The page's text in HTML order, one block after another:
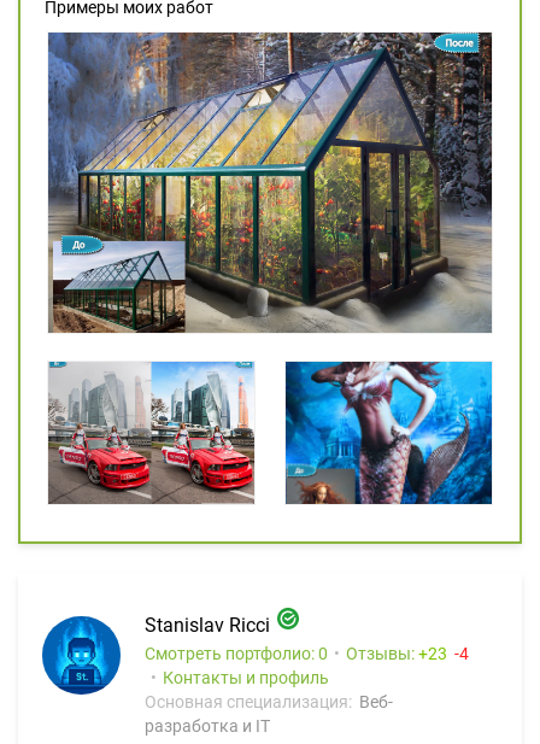
Примеры моих работ
Stanislav Ricci
Смотреть портфолио: 0 Отзывы: 23
4
Контакты и профиль
Основная специализация: Веб-
разработка и IT